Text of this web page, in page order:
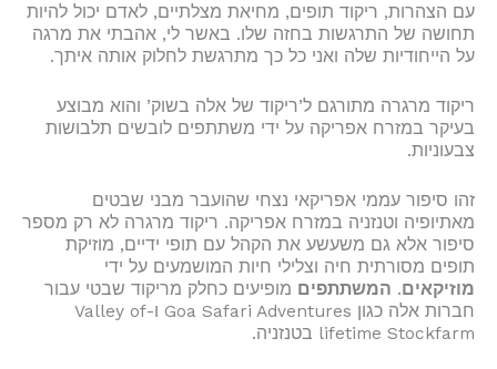
עם הצהרות, ריקוד תופים, מחיאת מצלתיים, לאדם יכול להיות
תחושה של התרגשות בחזה שלו. באשר לי, אהבתי את מרגה
על הייחודיות שלה ואני כל כך מתרגשת לחלוק אותה איתך.
ריקוד מרגרה מתורגם ל’ריקוד של אלה בשוק’ והוא מבוצע
בעיקר במזרח אפריקה על ידי משתתפים לובשים תלבושות
צבעוניות.
זהו סיפור עממי אפריקאי נצחי שהועבר מבני שבטים
מאתיופיה וטנזניה במזרח אפריקה. ריקוד מרגרה לא רק מספר
סיפור אלא גם משעשע את הקהל עם תופי ידיים, מוזיקת
תופים מסורתית חיה וצלילי חיות המושמעים על ידי
מוזיקאים. המשתתפים מופיעים כחלק מריקוד שבטי עבור
חברות אלה כגון Goa Safari Adventures ו-Valley of
lifetime Stockfarm בטנזניה.